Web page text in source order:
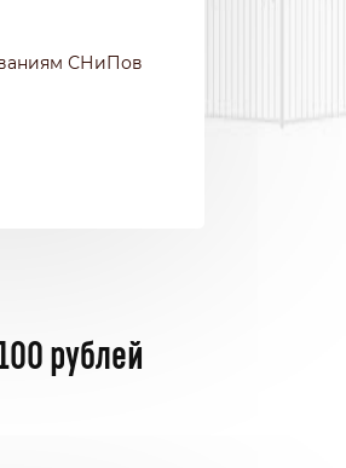
СНиПов
рублей